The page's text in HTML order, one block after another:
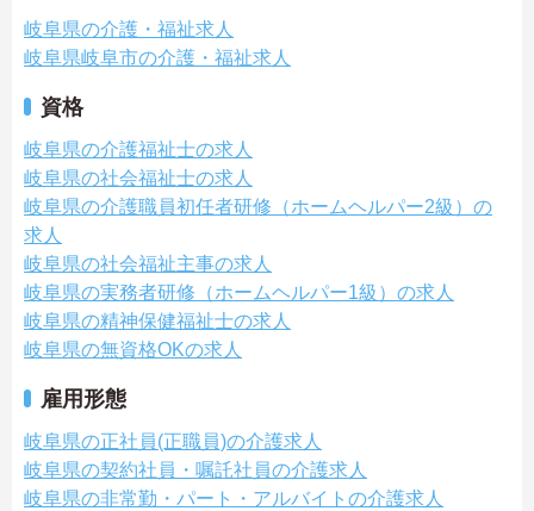
岐阜県の介護・福祉求人
岐阜県岐阜市の介護・福祉求人
資格
岐阜県の介護福祉士の求人
岐阜県の社会福祉士の求人
岐阜県の介護職員初任者研修（ホームヘルパー2級）の
求人
岐阜県の社会福祉主事の求人
岐阜県の実務者研修（ホームヘルパー1級）の求人
岐阜県の精神保健福祉士の求人
岐阜県の無資格OKの求人
雇用形態
岐阜県の正社員(正職員)の介護求人
岐阜県の契約社員・嘱託社員の介護求人
岐阜県の非常勤・パート・アルバイトの介護求人